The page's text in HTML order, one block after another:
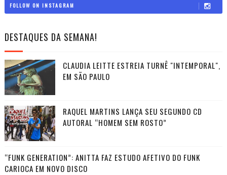
FOLLOW ON INSTAGRAM
DESTAQUES DA SEMANA!
CLAUDIA LEITTE ESTREIA TURNÊ "INTEMPORAL",
EM SÃO PAULO
RAQUEL MARTINS LANÇA SEU SEGUNDO CD
AUTORAL “HOMEM SEM ROSTO”
“FUNK GENERATION”: ANITTA FAZ ESTUDO AFETIVO DO FUNK
CARIOCA EM NOVO DISCO